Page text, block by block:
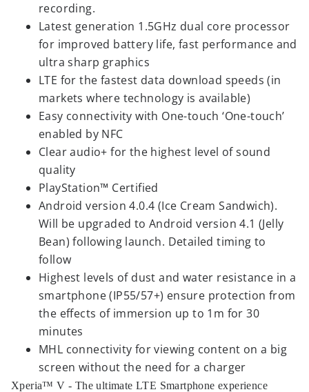
recording.
Latest generation 1.5GHz dual core processor
for improved battery life, fast performance and
ultra sharp graphics
LTE for the fastest data download speeds (in
markets where technology is available)
Easy connectivity with One-touch ‘One-touch’
enabled by NFC
Clear audio+ for the highest level of sound
quality
PlayStation™ Certified
Android version 4.0.4 (Ice Cream Sandwich).
Will be upgraded to Android version 4.1 (Jelly
Bean) following launch. Detailed timing to
follow
Highest levels of dust and water resistance in a
smartphone (IP55/57+) ensure protection from
the effects of immersion up to 1m for 30
minutes
MHL connectivity for viewing content on a big
screen without the need for a charger
Xperia™ V - The ultimate LTE Smartphone experience